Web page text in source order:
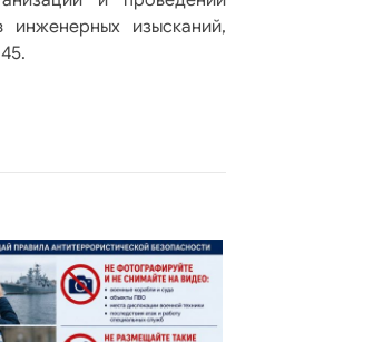
инженерных изысканий,